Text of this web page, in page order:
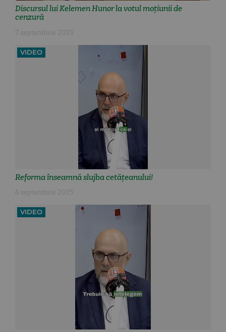
Discursul lui Kelemen Hunor la votul moțiunii de
cenzură
7 septembrie 2025
VIDEO
Reforma înseamnă slujba cetățeanului!
6 septembrie 2025
VIDEO